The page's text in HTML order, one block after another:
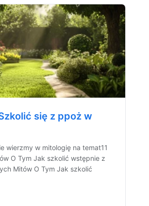
się z ppoż w
wierzmy w mitologię na temat11
O Tym Jak szkolić wstępnie z
Mitów O Tym Jak szkolić